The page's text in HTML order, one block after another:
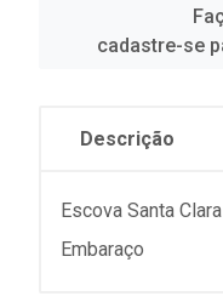
cadastre-se
Descrição
Escova Santa
Embaraço